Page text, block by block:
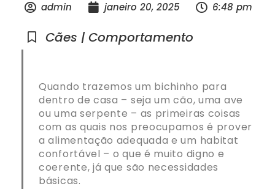
admin janeiro 20, 2025 6:48 pm
Cães | Comportamento
Quando trazemos um bichinho para
dentro de casa – seja um cão, uma ave
ou uma serpente – as primeiras coisas
com as quais nos preocupamos é prover
a alimentação adequada e um habitat
confortável – o que é muito digno e
coerente, já que são necessidades
básicas.